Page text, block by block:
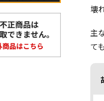
壊
主
て